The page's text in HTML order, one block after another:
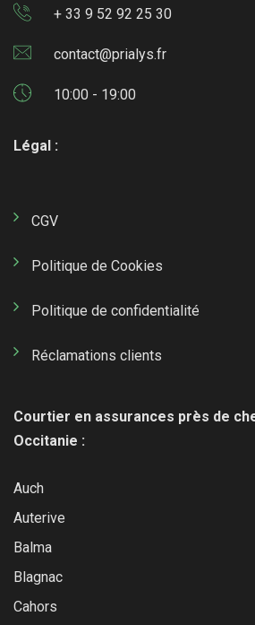
+ 33 9 52 92 25 30
contact@prialys.fr
10:00 - 19:00
Légal :
CGV
Politique de Cookies
Politique de confidentialité
Réclamations clients
Courtier en assurances près de
Occitanie :
Auch
Auterive
Balma
Blagnac
Cahors